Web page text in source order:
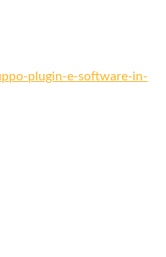
plugin-e-software-in-